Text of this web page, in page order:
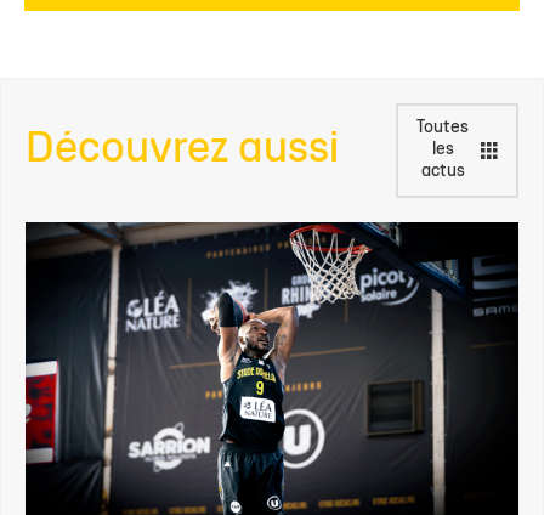
Découvrez aussi
Toutes
les
actus